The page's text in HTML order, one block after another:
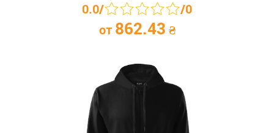
0.0/ /0
от 862.43 ₴